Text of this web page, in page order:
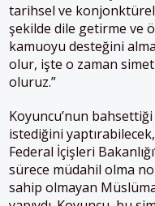
tarihsel ve
şekilde dile getirme ve
kamuoyu desteğini
olur, işte o zaman
oluruz.”
Koyuncu’nun
istediğini
Federal İçişleri
sürece müdahil olma
sahip olmayan